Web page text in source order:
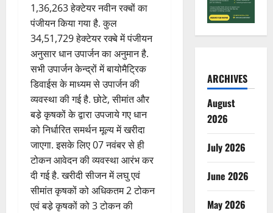
1,36,263 हेक्टेयर नवीन रक्बों का
पंजीयन किया गया है. कुल
34,51,729 हेक्टेयर रक्बे में पंजीयन
अनुसार धान उपार्जन का अनुमान है.
सभी उपार्जन केन्द्रों में बायोमैट्रिक
डिवाईस के माध्यम से उपार्जन की
व्यवस्था की गई है. छोटे, सीमांत और
बडे़ कृषकों के द्वारा उपजाये गए धान
को निर्धारित समर्थन मूल्य में खरीदा
जाएगा. इसके लिए 07 नवंबर से ही
टोकन आवेदन की व्यवस्था आरंभ कर
दी गई है. खरीदी सीजन में लघु एवं
सीमांत कृषकों को अधिकतम 2 टोकन
एवं बडे़ कृषकों को 3 टोकन की
ARCHIVES
August
2026
July 2026
June 2026
May 2026